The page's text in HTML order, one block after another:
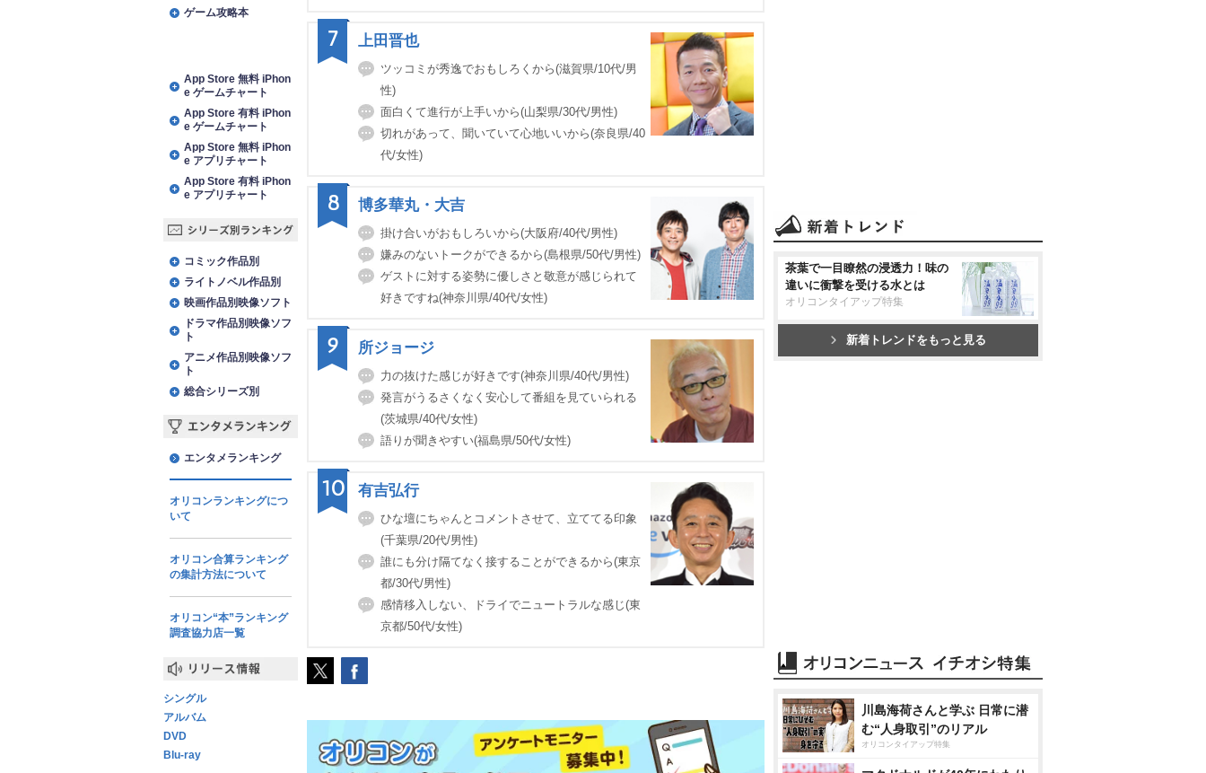
上田晋也
ツッコミが秀逸でおもしろくから(滋賀県/10代/男
性)
面白くて進行が上手いから(山梨県/30代/男性)
切れがあって、聞いていて心地いいから(奈良県/40
代/女性)
7
博多華丸・大吉
掛け合いがおもしろいから(大阪府/40代/男性)
嫌みのないトークができるから(島根県/50代/男性)
ゲストに対する姿勢に優しさと敬意が感じられて
好きですね(神奈川県/40代/女性)
8
所ジョージ
力の抜けた感じが好きです(神奈川県/40代/男性)
発言がうるさくなく安心して番組を見ていられる
(茨城県/40代/女性)
語りが聞きやすい(福島県/50代/女性)
9
有吉弘行
ひな壇にちゃんとコメントさせて、立ててる印象
(千葉県/20代/男性)
誰にも分け隔てなく接することができるから(東京
都/30代/男性)
感情移入しない、ドライでニュートラルな感じ(東
京都/50代/女性)
10
ゲーム攻略本
App Store 無料 iPhon
e ゲームチャート
App Store 有料 iPhon
e ゲームチャート
App Store 無料 iPhon
e アプリチャート
App Store 有料 iPhon
e アプリチャート
コミック作品別
ライトノベル作品別
映画作品別映像ソフト
ドラマ作品別映像ソフ
ト
アニメ作品別映像ソフ
ト
総合シリーズ別
エンタメランキング
オリコンランキングにつ
いて
オリコン合算ランキング
の集計方法について
オリコン“本”ランキング
調査協力店一覧
シングル
アルバム
DVD
Blu-ray
茶葉で一目瞭然の浸透力！味の
違いに衝撃を受ける水とは
オリコンタイアップ特集
新着トレンドをもっと見る
川島海荷さんと学ぶ 日常に潜
む“人身取引”のリアル
オリコンタイアップ特集